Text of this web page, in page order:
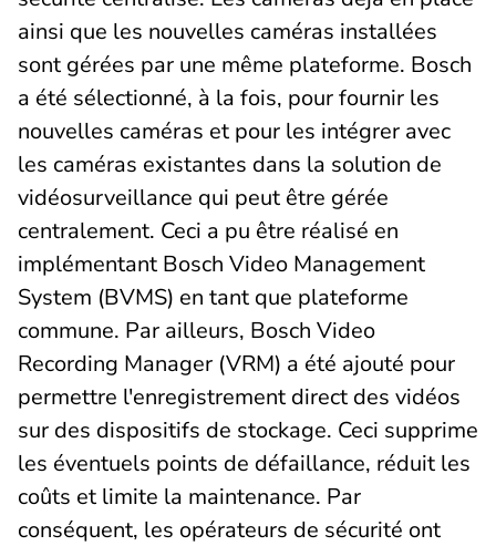
ainsi que les nouvelles caméras installées
sont gérées par une même plateforme. Bosch
a été sélectionné, à la fois, pour fournir les
nouvelles caméras et pour les intégrer avec
les caméras existantes dans la solution de
vidéosurveillance qui peut être gérée
centralement. Ceci a pu être réalisé en
implémentant Bosch Video Management
System (BVMS) en tant que plateforme
commune. Par ailleurs, Bosch Video
Recording Manager (VRM) a été ajouté pour
permettre l'enregistrement direct des vidéos
sur des dispositifs de stockage. Ceci supprime
les éventuels points de défaillance, réduit les
coûts et limite la maintenance. Par
conséquent, les opérateurs de sécurité ont